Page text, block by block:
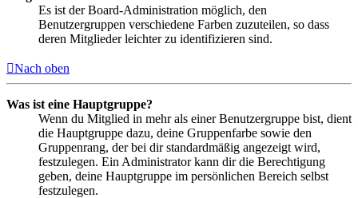
Es ist der Board-Administration möglich, den
Benutzergruppen verschiedene Farben zuzuteilen, so dass
deren Mitglieder leichter zu identifizieren sind.
Nach oben
Was ist eine Hauptgruppe?
Wenn du Mitglied in mehr als einer Benutzergruppe bist, dient
die Hauptgruppe dazu, deine Gruppenfarbe sowie den
Gruppenrang, der bei dir standardmäßig angezeigt wird,
festzulegen. Ein Administrator kann dir die Berechtigung
geben, deine Hauptgruppe im persönlichen Bereich selbst
festzulegen.